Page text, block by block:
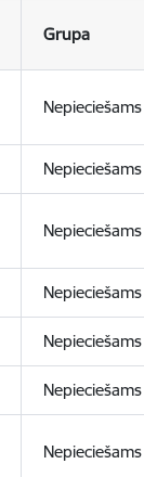
Grupa
Nepieciešams
Nepieciešams
Nepieciešams
Nepieciešams
Nepieciešams
Nepieciešams
Nepieciešams